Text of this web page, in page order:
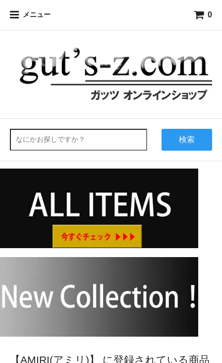
メニュー 0
検索
【AMIRI(アミリ)】 に登録されている商品